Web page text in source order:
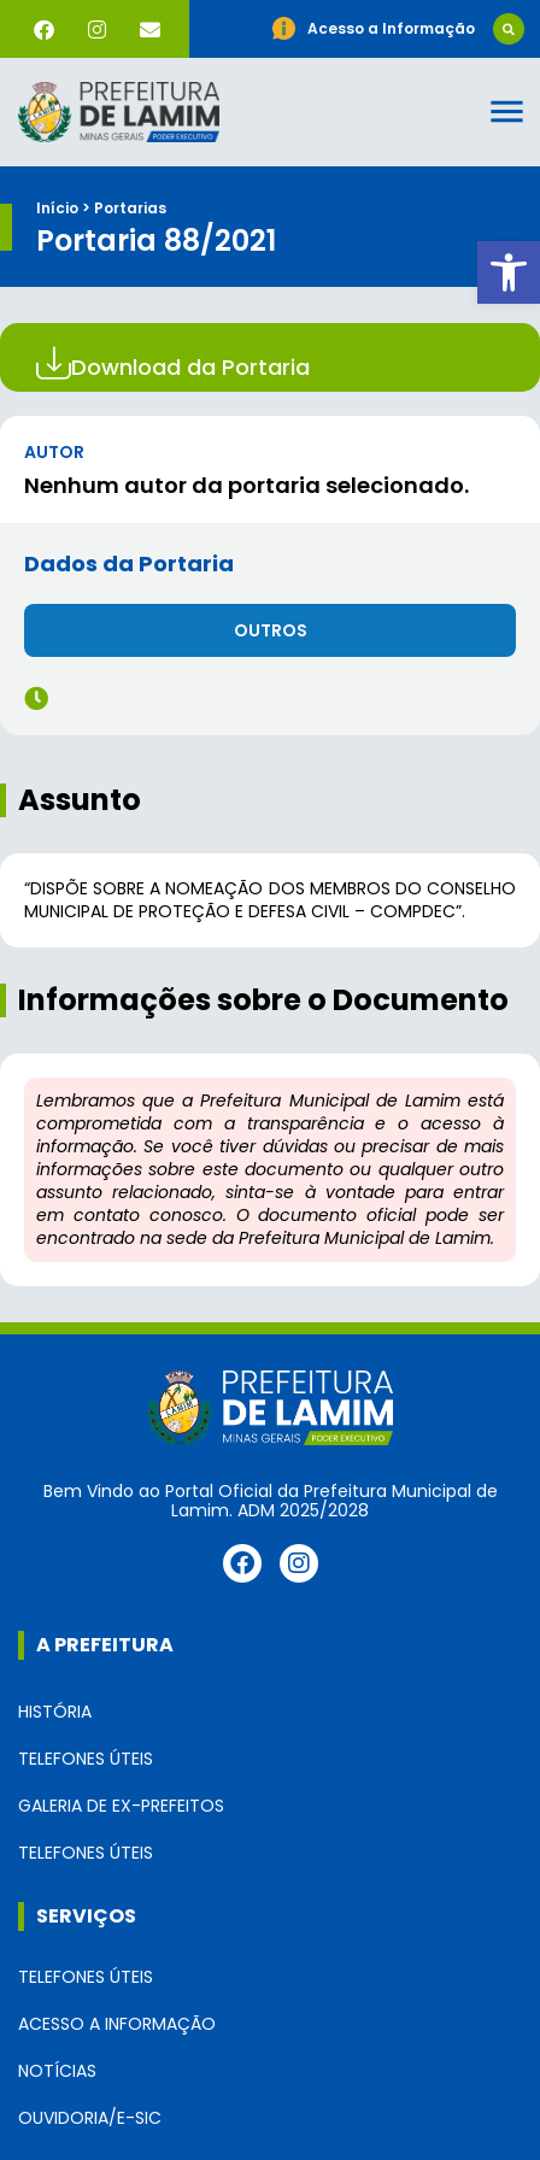
Acesso a Informação
Início > Portarias
Portaria 88/2021
Download da Portaria
AUTOR
Nenhum autor da portaria selecionado.
Dados da Portaria
OUTROS
Assunto
“DISPÕE SOBRE A NOMEAÇÃO DOS MEMBROS DO CONSELHO
MUNICIPAL DE PROTEÇÃO E DEFESA CIVIL – COMPDEC”.
Informações sobre o Documento
Lembramos que a Prefeitura Municipal de Lamim está
comprometida com a transparência e o acesso à
informação. Se você tiver dúvidas ou precisar de mais
informações sobre este documento ou qualquer outro
assunto relacionado, sinta-se à vontade para entrar
em contato conosco. O documento oficial pode ser
encontrado na sede da Prefeitura Municipal de Lamim.
Bem Vindo ao Portal Oficial da Prefeitura Municipal de
Lamim. ADM 2025/2028
A PREFEITURA
HISTÓRIA
TELEFONES ÚTEIS
GALERIA DE EX-PREFEITOS
TELEFONES ÚTEIS
SERVIÇOS
TELEFONES ÚTEIS
ACESSO A INFORMAÇÃO
NOTÍCIAS
OUVIDORIA/E-SIC